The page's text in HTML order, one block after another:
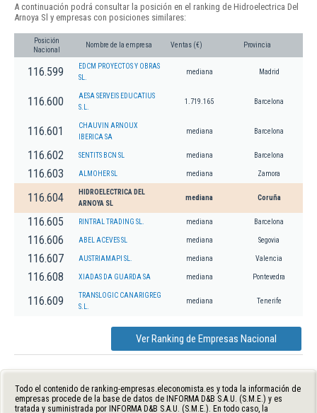
A continuación podrá consultar la posición en el ranking de Hidroelectrica Del
Arnoya Sl y empresas con posiciones similares:
Posición
Nacional
Nombre de la empresa Ventas (€) Provincia
116.599
EDCM PROYECTOS Y OBRAS
SL.
mediana Madrid
116.600
AESA SERVEIS EDUCATIUS
S.L.
1.719.165 Barcelona
116.601
CHAUVIN ARNOUX
IBERICA SA
mediana Barcelona
116.602 SENTITS BCN SL mediana Barcelona
116.603 ALMOHER SL mediana Zamora
116.604
HIDROELECTRICA DEL
ARNOYA SL
mediana Coruña
116.605 RINTRAL TRADING SL. mediana Barcelona
116.606 ABEL ACEVES SL mediana Segovia
116.607 AUSTRIAMAPI SL. mediana Valencia
116.608 XIADAS DA GUARDA SA mediana Pontevedra
116.609
TRANSLOGIC CANARIGREG
S.L.
mediana Tenerife
Ver Ranking de Empresas Nacional
Todo el contenido de ranking-empresas.eleconomista.es y toda la información de
empresas procede de la base de datos de INFORMA D&B S.A.U. (S.M.E.) y es
tratada y suministrada por INFORMA D&B S.A.U. (S.M.E.). En todo caso, la